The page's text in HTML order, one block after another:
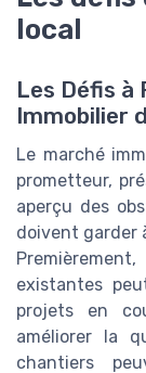
local
Les Défis à
Immobilier
Le marché
prometteur,
aperçu des
doivent garder
existantes
projets en
améliorer la
chantiers